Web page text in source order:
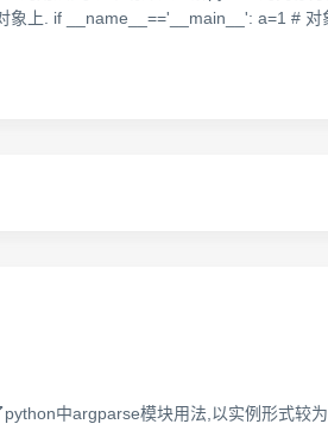
上. if __name__=='__main__': a=1 #
中argparse模块用法,以实例形式较